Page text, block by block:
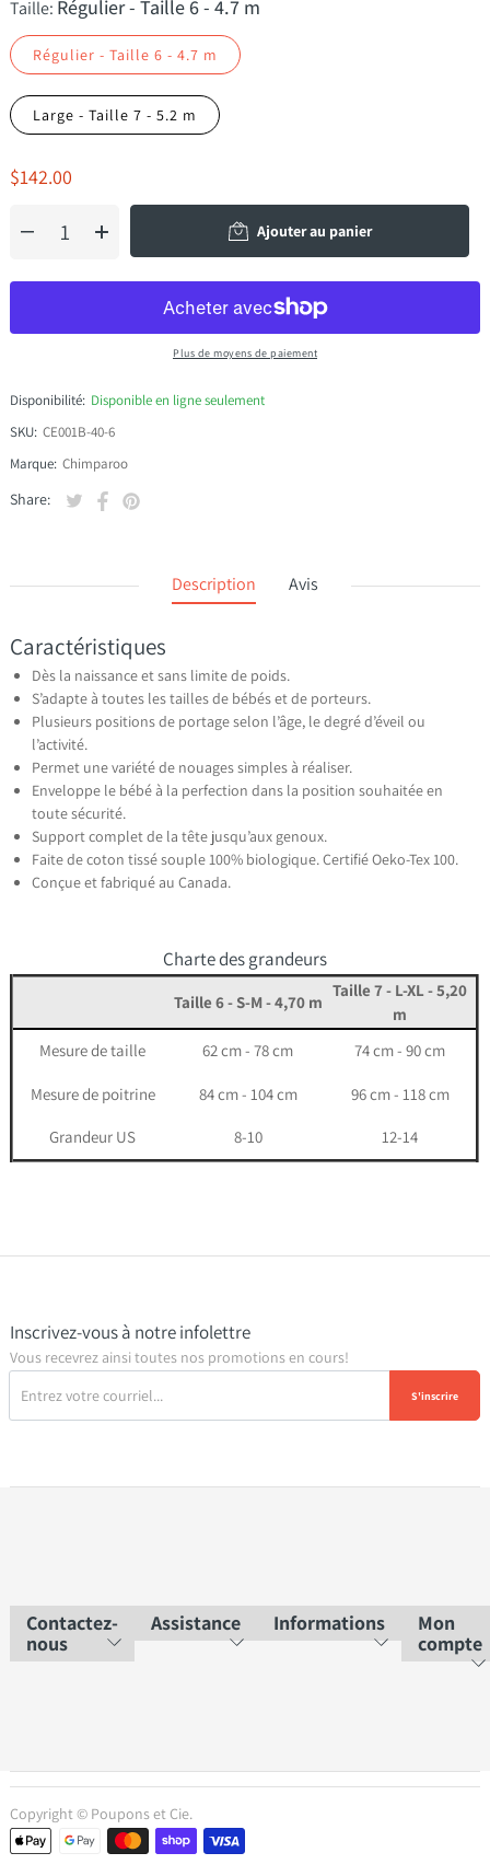
Taille: Régulier - Taille 6 - 4.7 m
Régulier - Taille 6 - 4.7 m
Large - Taille 7 - 5.2 m
$142.00
Ajouter au panier
Plus de moyens de paiement
Disponibilité: Disponible en ligne seulement
SKU: CE001B-40-6
Marque: Chimparoo
Share: Tweeter sur Twitter
S'ouvre dans une nouvelle fenêtre.
Partager sur Facebook
S'ouvre dans une nouvelle fenêtre.
Épingler sur Pinterest
S'ouvre dans une nouvelle fenêtre.
Description Avis
Caractéristiques
Dès la naissance et sans limite de poids.
S’adapte à toutes les tailles de bébés et de porteurs.
Plusieurs positions de portage selon l’âge, le degré d’éveil ou
l’activité.
Permet une variété de nouages simples à réaliser.
Enveloppe le bébé à la perfection dans la position souhaitée en
toute sécurité.
Support complet de la tête jusqu’aux genoux.
Faite de coton tissé souple 100% biologique. Certifié Oeko-Tex 100.
Conçue et fabriqué au Canada.
Charte des grandeurs
Taille 6 - S-M - 4,70 m
Taille 7 - L-XL - 5,20
m
Mesure de taille
62 cm - 78 cm 74 cm - 90 cm
Mesure de poitrine 84 cm - 104 cm 96 cm - 118 cm
Grandeur US 8-10 12-14
Inscrivez-vous à notre infolettre
Vous recevrez ainsi toutes nos promotions en cours!
S'inscrire
Contactez-
nous
Assistance Informations
Mon
compte
Copyright © Poupons et Cie.
Moyens de paiement